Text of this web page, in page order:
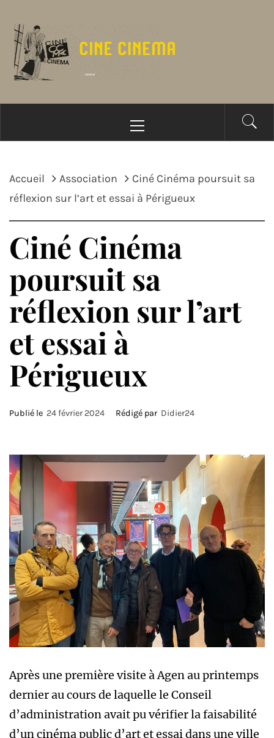
contenu
principal
Accueil Association
Ciné Cinéma poursuit sa
réflexion sur l’art et essai à Périgueux
Ciné Cinéma
poursuit sa
réflexion sur l’art
et essai à
Périgueux
Publié le 24 février 2024 Rédigé par Didier24
Après une première visite à Agen au printemps
dernier au cours de laquelle le Conseil
d’administration avait pu vérifier la faisabilité
d’un cinéma public d’art et essai dans une ville